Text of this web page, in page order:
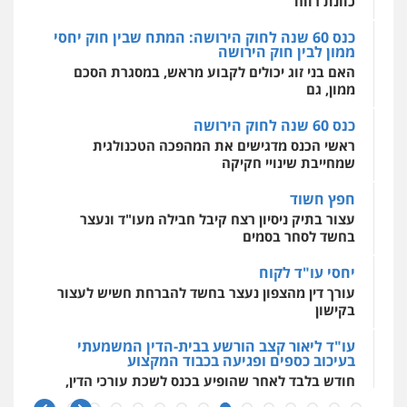
מרכז התחלה חדשה
אסירים עבירות מין שירותים מקצועיים
לעורכי דין
כנס 60 שנה לחוק הירושה: המתח שבין חוק יחסי
ממון לבין חוק הירושה
האם בני זוג יכולים לקבוע מראש, במסגרת הסכם
ממון, גם
כנס 60 שנה לחוק הירושה
ראשי הכנס מדגישים את המהפכה הטכנולגית
שמחייבת שינויי חקיקה
חפץ חשוד
עצור בתיק ניסיון רצח קיבל חבילה מעו"ד ונעצר
בחשד לסחר בסמים
יחסי עו"ד לקוח
עורך דין מהצפון נעצר בחשד להברחת חשיש לעצור
בקישון
עו"ד ליאור קצב הורשע בבית-הדין המשמעתי
בעיכוב כספים ופגיעה בכבוד המקצוע
חודש בלבד לאחר שהופיע בכנס לשכת עורכי הדין,